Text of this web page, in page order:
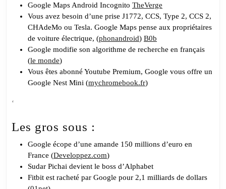
Google Maps Android Incognito TheVerge
Vous avez besoin d’une prise J1772, CCS, Type 2, CCS 2,
CHAdeMo ou Tesla. Google Maps pense aux propriétaires
de voiture électrique, (phonandroid) B0b
Google modifie son algorithme de recherche en français
(le monde)
Vous êtes abonné Youtube Premium, Google vous offre un
Google Nest Mini (mychromebook.fr)
‘
Les gros sous :
Google écope d’une amande 150 millions d’euro en
France (Developpez.com)
Sudar Pichai devient le boss d’Alphabet
Fitbit est racheté par Google pour 2,1 milliards de dollars